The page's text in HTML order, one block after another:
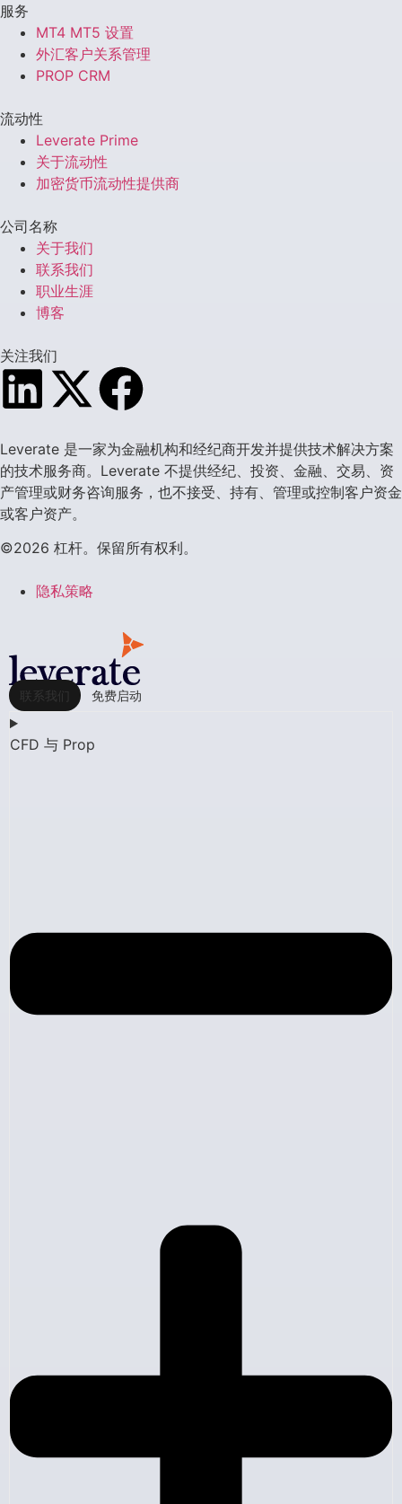
服务
MT4 MT5 设置
外汇客户关系管理
PROP CRM
流动性
Leverate Prime
关于流动性
加密货币流动性提供商
公司名称
关于我们
联系我们
职业生涯
博客
关注我们
Leverate 是一家为金融机构和经纪商开发并提供技术解决方案
的技术服务商。Leverate 不提供经纪、投资、金融、交易、资
产管理或财务咨询服务，也不接受、持有、管理或控制客户资金
或客户资产。
©2026 杠杆。保留所有权利。
隐私策略
联系我们 免费启动
CFD 与 Prop